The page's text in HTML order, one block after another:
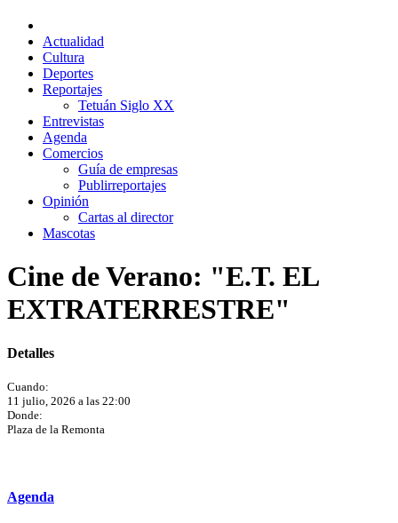
Actualidad
Cultura
Deportes
Reportajes
Tetuán Siglo XX
Entrevistas
Agenda
Comercios
Guía de empresas
Publirreportajes
Opinión
Cartas al director
Mascotas
Cine de Verano: "E.T. EL
EXTRATERRESTRE"
Detalles
Cuando:
11 julio, 2026 a las 22:00
Donde:
Plaza de la Remonta
Agenda